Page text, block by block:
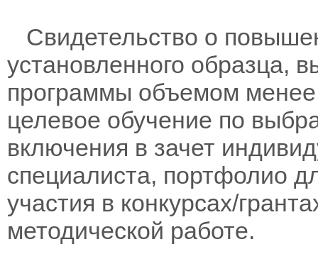
Свидетельство о
установленного образца,
программы объемом менее
целевое обучение по
включения в зачет
специалиста, портфолио
участия в конкурсах/
методической работе.